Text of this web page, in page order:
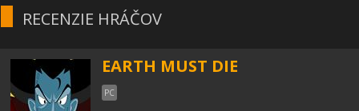
RECENZIE HRÁČOV
EARTH MUST DIE
PC